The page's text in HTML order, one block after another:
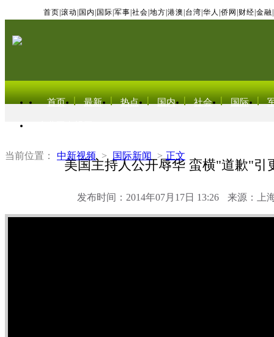
首页 滚动 国内 国际 军事 社会 地方 港澳 台湾 华人 侨网 财经 金融
首页 最新 热点 国内 社会 国际
当前位置： 中新视频 > 国际新闻 > 正文
美国主持人公开辱华 蛮横"道歉"引
发布时间：2014年07月17日 13:26 来源：上